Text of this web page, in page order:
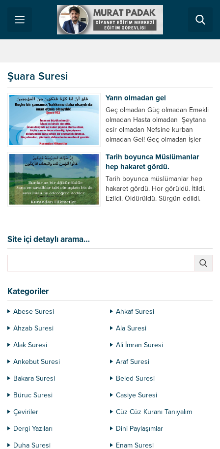
Şuara Suresi
Yarın olmadan gel
Geç olmadan Güç olmadan Emekli
olmadan Hasta olmadan Şeytana
esir olmadan Nefsine kurban
olmadan Gel! Geç olmadan İşler
olmadan Boyun bükülmeden Eşten
olmadan İşten olmadan
Yaşlanmadan Islanmadan Gel! Geç
olmadan Tekrarı yok bunun
Borçlanmadan İflas etmeden
Tarih boyunca Müslümanlar
hep hakaret gördü.
Tarih boyunca müslümanlar hep
hakaret gördü. Hor görüldü. İtildi.
Ezildi. Öldürüldü. Sürgün edildi.
paylaşmazlar. Servetlerini, güçlerini
ve sahip oldukları konforü hiçbir
zaman paylaşmak istemezler. Daha
Site içi detaylı arama…
Kategoriler
Abese Suresi
Ahkaf Suresi
Ahzab Suresi
Ala Suresi
Alak Suresi
Ali İmran Suresi
Ankebut Suresi
Araf Suresi
Bakara Suresi
Beled Suresi
Büruc Suresi
Casiye Suresi
Çeviriler
Cüz Cüz Kuranı Tanıyalım
Dergi Yazıları
Dini Paylaşımlar
Duha Suresi
Enam Suresi